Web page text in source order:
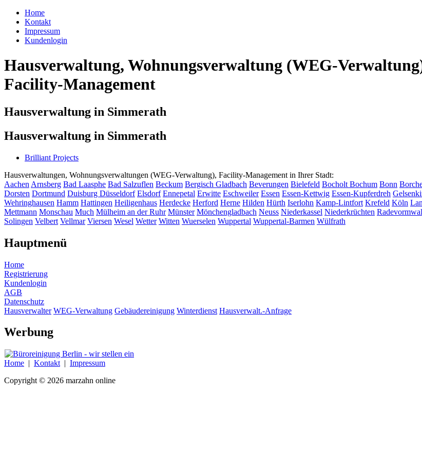
Home
Kontakt
Impressum
Kundenlogin
Hausverwaltung, Wohnungsverwaltung (WEG-
Facility-Management
Hausverwaltung in Simmerath
Hausverwaltung in Simmerath
Brilliant Projects
Hausverwaltungen, Wohnungsverwaltungen (WEG-Verwaltung), Facility-Management in Ihrer Stadt:
Aachen Arnsberg Bad Laasphe Bad Salzuflen Beckum Bergisch Gladbach Beverungen Bielefeld Bocholt Bochum Bonn
Dorsten Dortmund Duisburg Düsseldorf Elsdorf Ennepetal Erwitte Eschweiler Essen Essen-Kettwig Essen-Kupferdreh
Wehringhausen Hamm Hattingen Heiligenhaus Herdecke Herford Herne Hilden Hürth Iserlohn Kamp-Lintfort Krefeld Köln
Mettmann Monschau Much Mülheim an der Ruhr Münster Mönchengladbach Neuss Niederkassel Niederkrüchten
Solingen Velbert Vellmar Viersen Wesel Wetter Witten Wuerselen Wuppertal Wuppertal-Barmen Wülfrath
Hauptmenü
Home
Registrierung
Kundenlogin
AGB
Datenschutz
Hausverwalter WEG-Verwaltung Gebäudereinigung Winterdienst Hausverwalt.-Anfrage
Werbung
Home | Kontakt | Impressum
Copyright © 2026 marzahn online